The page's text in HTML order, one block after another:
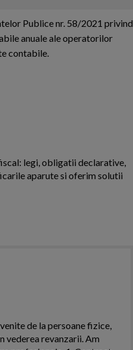
Publice nr. 58/2021 privind
anuale ale operatorilor
contabile.
legi, obligatii declarative,
aparute si oferim solutii
de la persoane fizice,
vederea revanzarii. Am